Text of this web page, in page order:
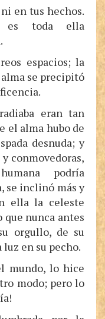
en tus hechos.
es toda ella
espacios; la
se precipitó
eran tan
el alma hubo de
desnuda; y
conmovedoras,
podría
se inclinó más y
ella la celeste
nunca antes
orgullo, de su
luz en su pecho.
mundo, lo hice
modo; pero lo